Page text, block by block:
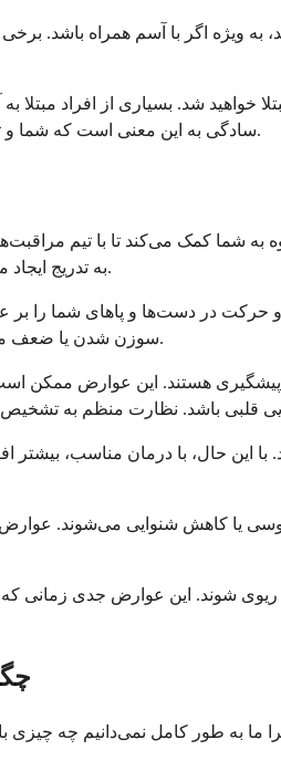
ویژه اگر با آسم همراه باشد.
خواهید شد. بسیاری از افراد
سادگی به این معنی است که شما و تیم مراقبت‌های بهداشتی شما باید از این احتمال آگاه باشید و علائم را کنترل کنید.
شما کمک می‌کند تا با تیم
به تدریج ایجاد می‌شوند و می‌توان با درمان مناسب از آنها جلوگیری کرد یا آنها را به حداقل رساند.
در دست‌ها و پاهای شما را بر
سوزن شدن یا ضعف مداوم شود که ممکن است با درمان به آرامی بهبود یابد یا گاهی اوقات دائمی شود.
هستند. این عوارض ممکن
با این حال، با درمان مناسب،
یا کاهش شنوایی می‌شوند.
شوند. این عوارض جدی زمانی
ما به طور کامل نمی‌دانیم چه